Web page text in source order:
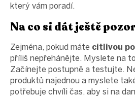
který vám poradí.
Na co si dát ještě
Zejména, pokud máte citlivou
příliš nepřehánějte. Myslete na
Začínejte postupně a testujte.
produktů najednou a myslete
potřebuje chvíli čas, aby si na